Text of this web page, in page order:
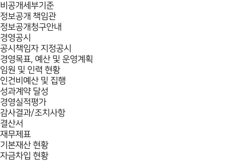
비공개세부기준
정보공개 책임관
정보공개청구안내
경영공시
공시책임자 지정공시
경영목표, 예산 및 운영계획
임원 및 인력 현황
인건비예산 및 집행
성과계약 달성
경영실적평가
감사결과/조치사항
결산서
재무제표
기본재산 현황
자금차입 현황